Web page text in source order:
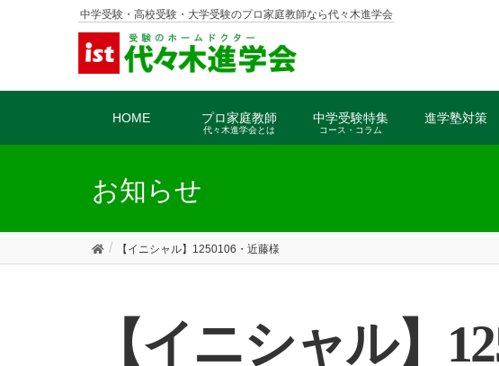
中学受験・高校受験・大学受験のプロ家庭教師なら代々木進学会
HOME プロ家庭教師
代々木進学会とは
中学受験特集
コース・コラム
進学塾対策
お知らせ
【イニシャル】1250106・近藤様
【イニシャル